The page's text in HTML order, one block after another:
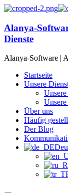
Alanya-
Dienste
Alanya-Software |
Startseite
Unsere
Unsere
Über uns
Häufig
Der Blog